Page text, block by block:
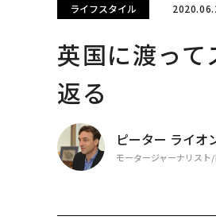
ライフスタイル
英国に渡っ
返る
ピーター ライ
モータージャーナリス